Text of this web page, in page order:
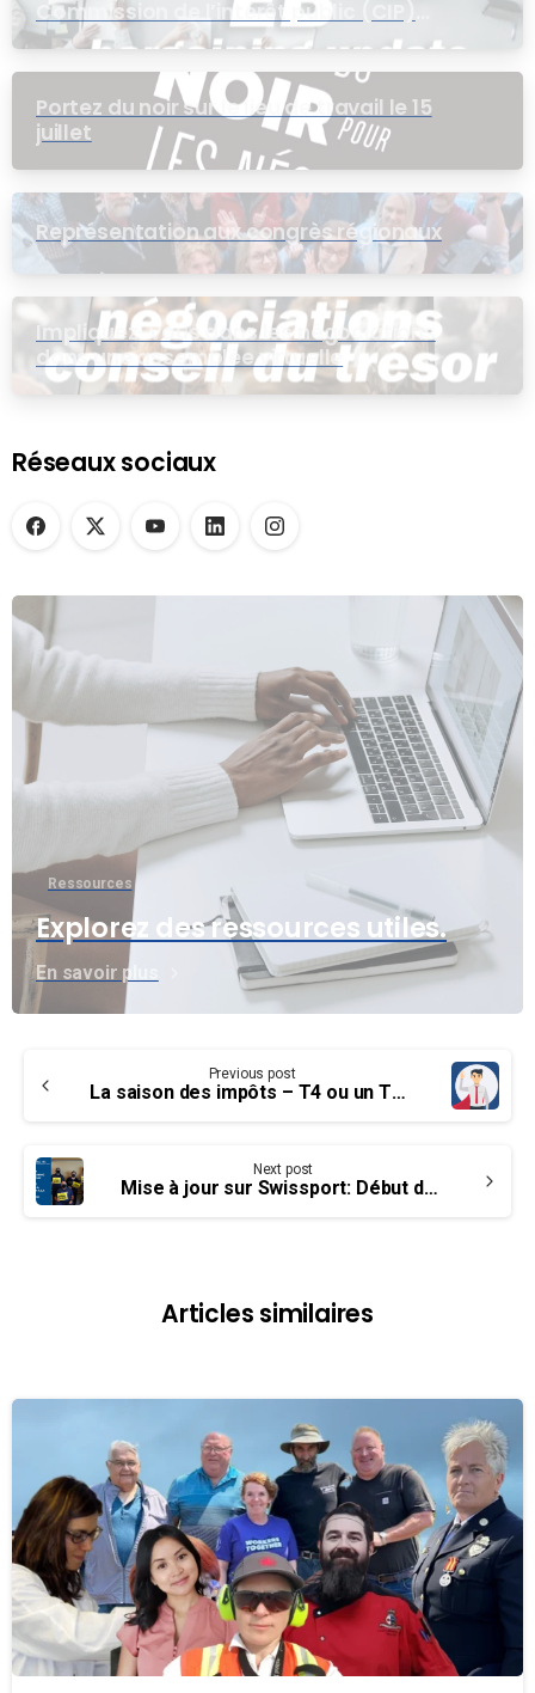
Commission de l’intérêt public (CIP)
pour le groupe EB
Portez du noir sur le lieu de travail le 15
juillet
Représentation aux congrès régionaux
Impliquez-vous dans les négociations
dans une assemblée virtuelle
Réseaux sociaux
Ressources
Explorez des ressources utiles.
En savoir plus
Reading
Previous post
La saison des impôts – T4 ou un T4A ?
Next post
Mise à jour sur Swissport: Début de la formation à la grève aujourd’hui
Articles similaires